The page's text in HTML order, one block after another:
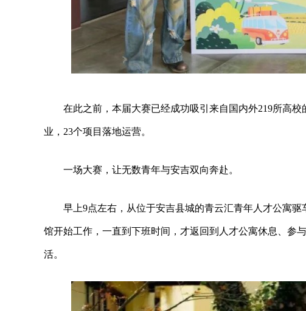
在此之前，本届大赛已经成功吸引来自国内外219所高
业，23个项目落地运营。
一场大赛，让无数青年与安吉双向奔赴。
早上9点左右，从位于安吉县城的青云汇青年人才公寓
馆开始工作，一直到下班时间，才返回到人才公寓休息、
活。